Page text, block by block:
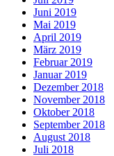
Juni 2019
Mai 2019
April 2019
März 2019
Februar 2019
Januar 2019
Dezember 2018
November 2018
Oktober 2018
September 2018
August 2018
Juli 2018